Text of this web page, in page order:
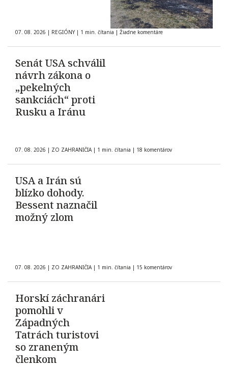
07. 08. 2026 | REGIÓNY | 1 min. čítania | Žiadne komentáre
Senát USA schválil
návrh zákona o
„pekelných
sankciách“ proti
Rusku a Iránu
07. 08. 2026 | ZO ZAHRANIČIA | 1 min. čítania | 18 komentárov
USA a Irán sú
blízko dohody.
Bessent naznačil
možný zlom
07. 08. 2026 | ZO ZAHRANIČIA | 1 min. čítania | 15 komentárov
Horskí záchranári
pomohli v
Západných
Tatrách turistovi
so zraneným
členkom